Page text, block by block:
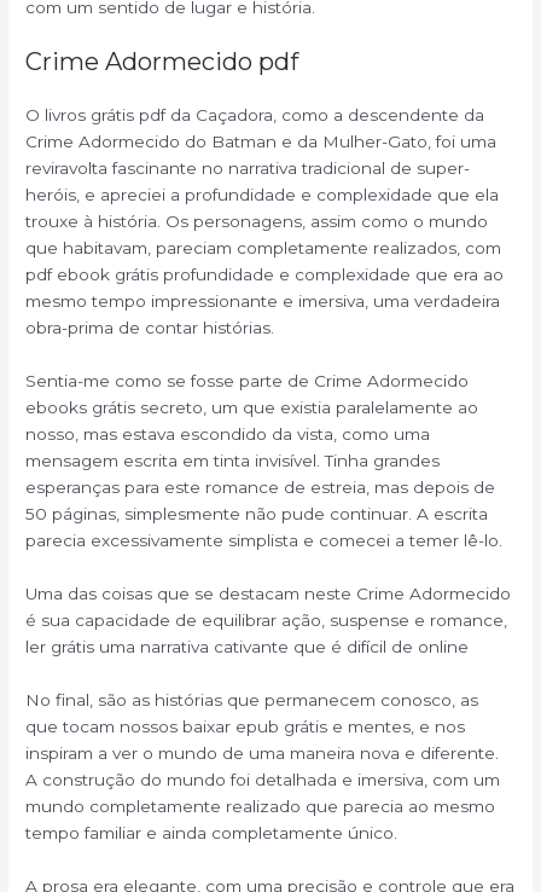
com um sentido de lugar e história.
Crime Adormecido pdf
O livros grátis pdf da Caçadora, como a descendente da
Crime Adormecido do Batman e da Mulher-Gato, foi uma
reviravolta fascinante no narrativa tradicional de super-
heróis, e apreciei a profundidade e complexidade que ela
trouxe à história. Os personagens, assim como o mundo
que habitavam, pareciam completamente realizados, com
pdf ebook grátis profundidade e complexidade que era ao
mesmo tempo impressionante e imersiva, uma verdadeira
obra-prima de contar histórias.
Sentia-me como se fosse parte de Crime Adormecido
ebooks grátis secreto, um que existia paralelamente ao
nosso, mas estava escondido da vista, como uma
mensagem escrita em tinta invisível. Tinha grandes
esperanças para este romance de estreia, mas depois de
50 páginas, simplesmente não pude continuar. A escrita
parecia excessivamente simplista e comecei a temer lê-lo.
Uma das coisas que se destacam neste Crime Adormecido
é sua capacidade de equilibrar ação, suspense e romance,
ler grátis uma narrativa cativante que é difícil de online
No final, são as histórias que permanecem conosco, as
que tocam nossos baixar epub grátis e mentes, e nos
inspiram a ver o mundo de uma maneira nova e diferente.
A construção do mundo foi detalhada e imersiva, com um
mundo completamente realizado que parecia ao mesmo
tempo familiar e ainda completamente único.
A prosa era elegante, com uma precisão e controle que era